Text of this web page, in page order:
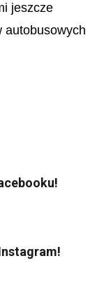
jeszcze
autobusowych